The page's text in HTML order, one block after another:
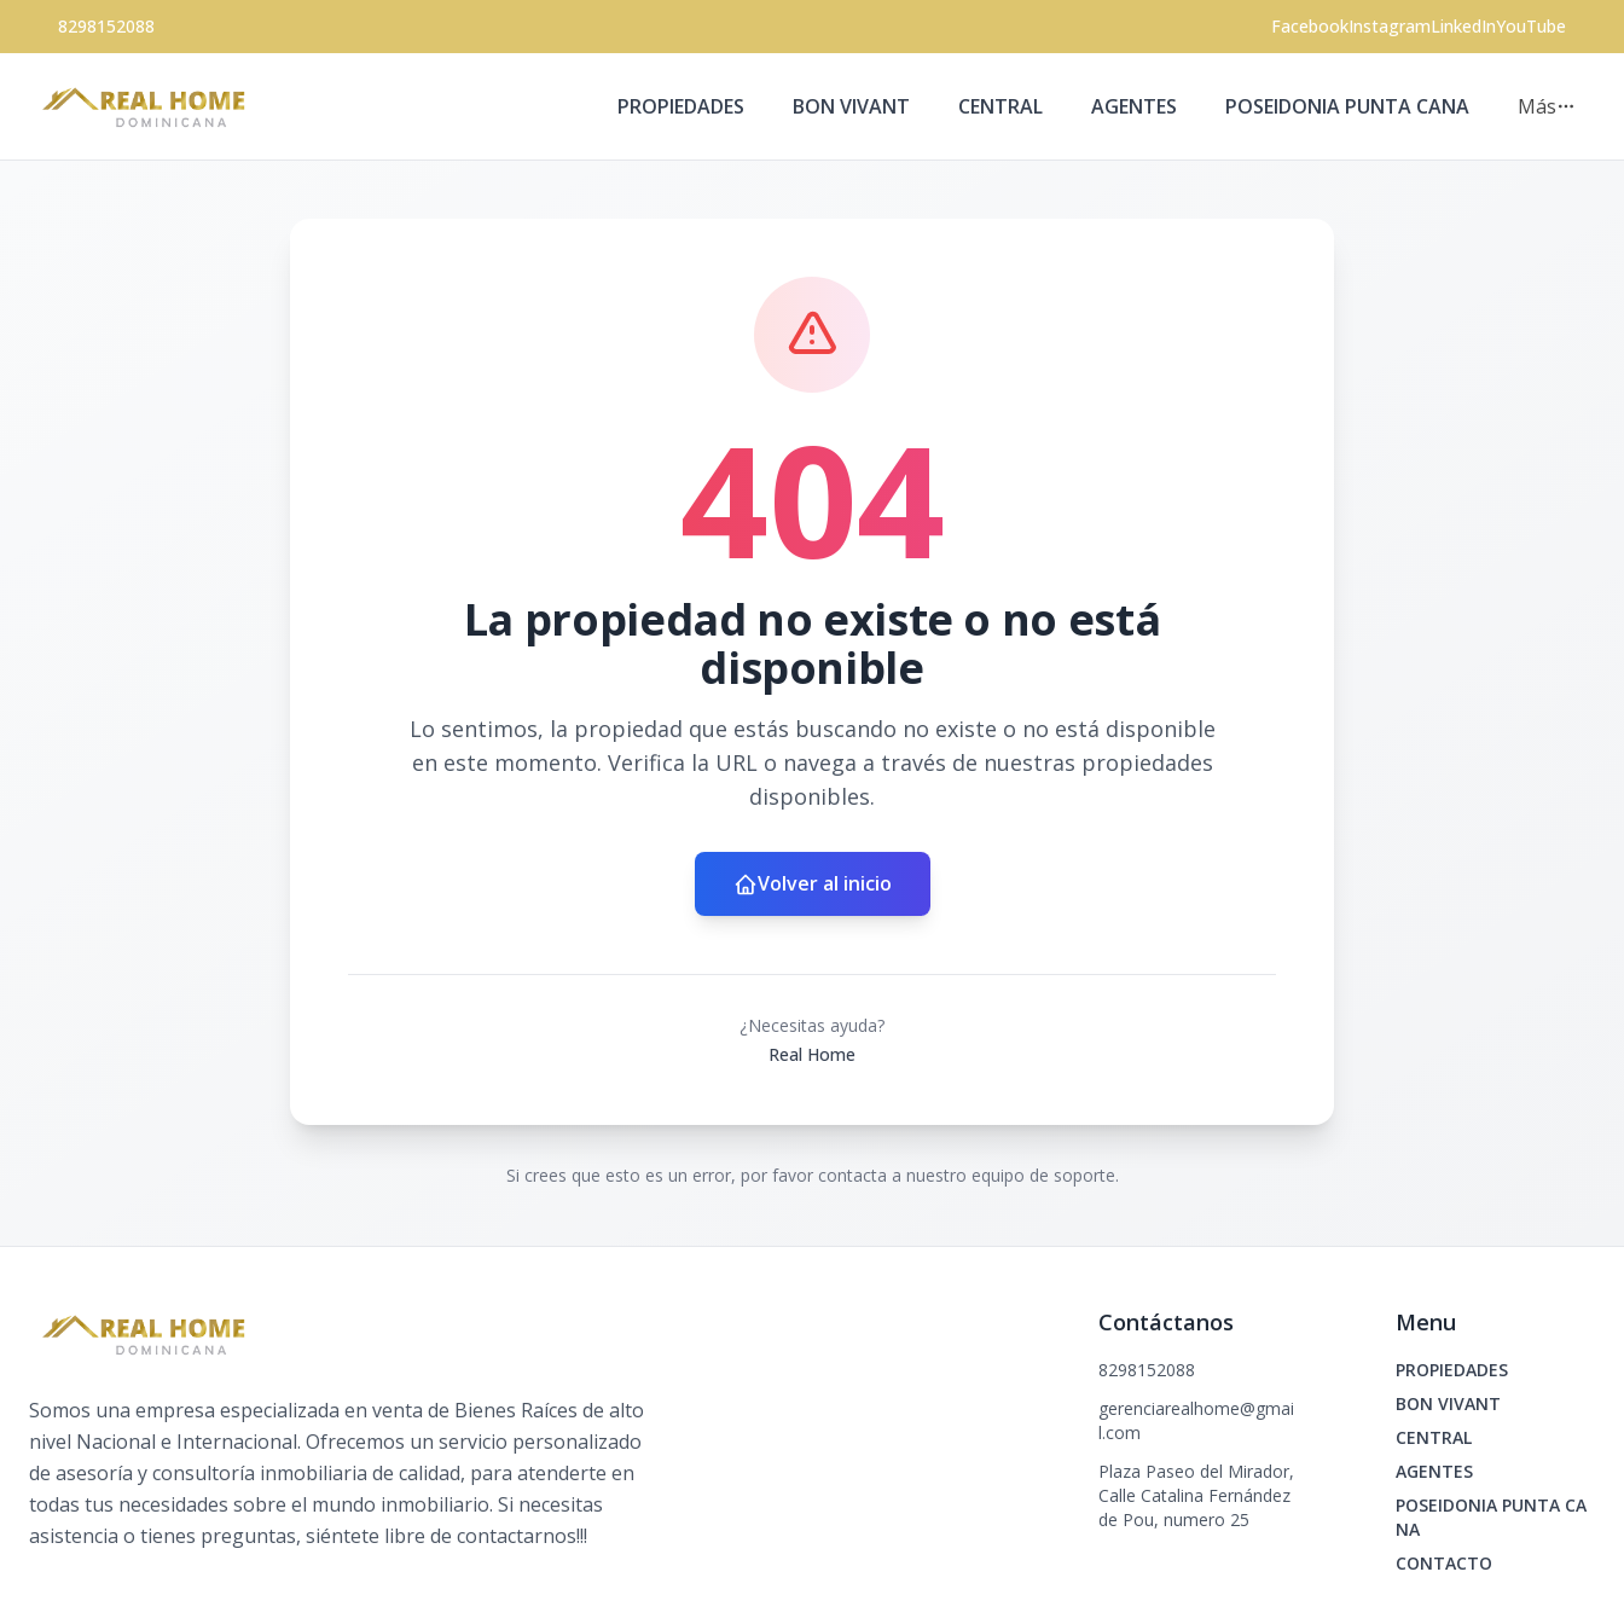
8298152088 FacebookInstagramLinkedInYouTube
PROPIEDADES BON VIVANT CENTRAL AGENTES POSEIDONIA PUNTA CANA Más
404
La propiedad no existe o no está
disponible
Lo sentimos, la propiedad que estás buscando no existe o no está disponible
en este momento. Verifica la URL o navega a través de nuestras propiedades
disponibles.
Volver al inicio
¿Necesitas ayuda?
Real Home
Si crees que esto es un error, por favor contacta a nuestro equipo de soporte.
Somos una empresa especializada en venta de Bienes Raíces de alto
nivel Nacional e Internacional. Ofrecemos un servicio personalizado
de asesoría y consultoría inmobiliaria de calidad, para atenderte en
todas tus necesidades sobre el mundo inmobiliario. Si necesitas
asistencia o tienes preguntas, siéntete libre de contactarnos!!!
Contáctanos
8298152088
gerenciarealhome@gmai
l.com
Plaza Paseo del Mirador,
Calle Catalina Fernández
de Pou, numero 25
Menu
PROPIEDADES
BON VIVANT
CENTRAL
AGENTES
POSEIDONIA PUNTA CA
NA
CONTACTO